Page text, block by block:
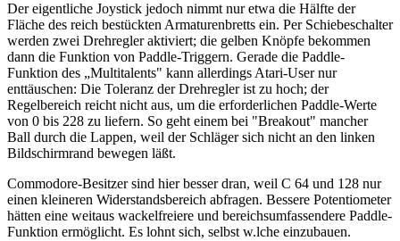
Der eigentliche Joystick jedoch nimmt nur etwa die Hälfte der
Fläche des reich bestückten Armaturenbretts ein. Per Schiebeschalter
werden zwei Drehregler aktiviert; die gelben Knöpfe bekommen
dann die Funktion von Paddle-Triggern. Gerade die Paddle-
Funktion des „Multitalents" kann allerdings Atari-User nur
enttäuschen: Die Toleranz der Drehregler ist zu hoch; der
Regelbereich reicht nicht aus, um die erforderlichen Paddle-Werte
von 0 bis 228 zu liefern. So geht einem bei "Breakout" mancher
Ball durch die Lappen, weil der Schläger sich nicht an den linken
Bildschirmrand bewegen läßt.
Commodore-Besitzer sind hier besser dran, weil C 64 und 128 nur
einen kleineren Widerstandsbereich abfragen. Bessere Potentiometer
hätten eine weitaus wackelfreiere und bereichsumfassendere Paddle-
Funktion ermöglicht. Es lohnt sich, selbst w.lche einzubauen.